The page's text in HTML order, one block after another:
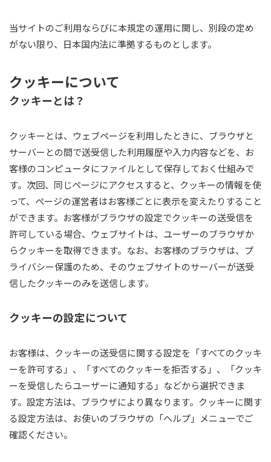
当サイトのご利用ならびに本規定の運用に関し、別段の定め
がない限り、日本国内法に準拠するものとします。
クッキーについて
クッキーとは？
クッキーとは、ウェブページを利用したときに、ブラウザと
サーバーとの間で送受信した利用履歴や入力内容などを、お
客様のコンピュータにファイルとして保存しておく仕組みで
す。次回、同じページにアクセスすると、クッキーの情報を使
って、ページの運営者はお客様ごとに表示を変えたりすること
ができます。お客様がブラウザの設定でクッキーの送受信を
許可している場合、ウェブサイトは、ユーザーのブラウザか
らクッキーを取得できます。なお、お客様のブラウザは、プ
ライバシー保護のため、そのウェブサイトのサーバーが送受
信したクッキーのみを送信します。
クッキーの設定について
お客様は、クッキーの送受信に関する設定を「すべてのクッキ
ーを許可する」、「すべてのクッキーを拒否する」、「クッキ
ーを受信したらユーザーに通知する」などから選択できま
す。設定方法は、ブラウザにより異なります。クッキーに関す
る設定方法は、お使いのブラウザの「ヘルプ」メニューでご
確認ください。